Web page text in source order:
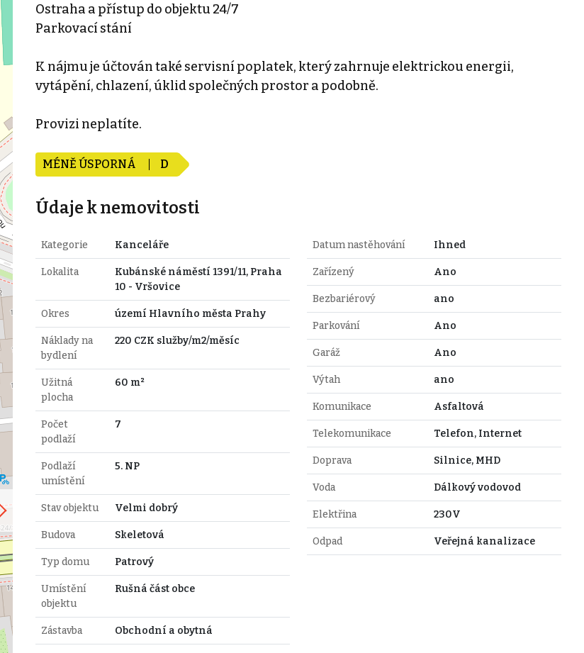
Ostraha a přístup do objektu 24/7
Parkovací stání
K nájmu je účtován také servisní poplatek, který zahrnuje elektrickou energii,
vytápění, chlazení, úklid společných prostor a podobně.
Provizi neplatíte.
MÉNĚ ÚSPORNÁ D
Údaje k nemovitosti
Kategorie Kanceláře
Lokalita
Kubánské náměstí 1391/11, Praha
10 - Vršovice
Okres území Hlavního města Prahy
Náklady na
bydlení
220 CZK služby/m2/měsíc
Užitná
plocha
60 m²
Počet
podlaží
7
Podlaží
umístění
5. NP
Stav objektu Velmi dobrý
Budova Skeletová
Typ domu Patrový
Umístění
objektu
Rušná část obce
Zástavba Obchodní a obytná
Datum nastěhování Ihned
Zařízený Ano
Bezbariérový ano
Parkování Ano
Garáž Ano
Výtah ano
Komunikace Asfaltová
Telekomunikace Telefon, Internet
Doprava Silnice, MHD
Voda Dálkový vodovod
Elektřina 230V
Odpad Veřejná kanalizace